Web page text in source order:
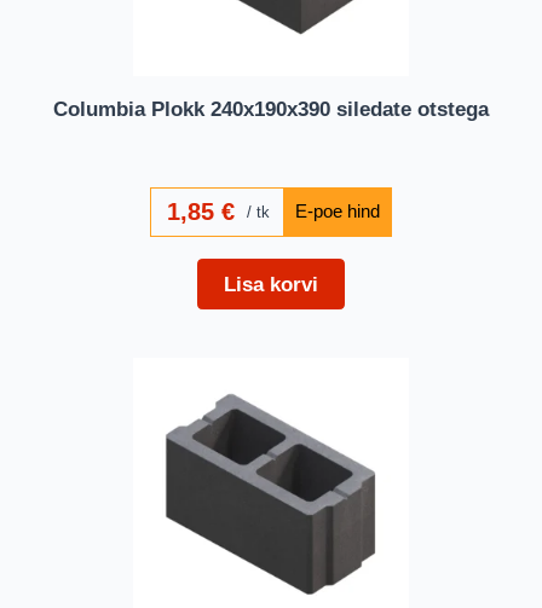
Columbia Plokk 240x190x390 siledate otstega
1,85€ tk
Lisa korvi